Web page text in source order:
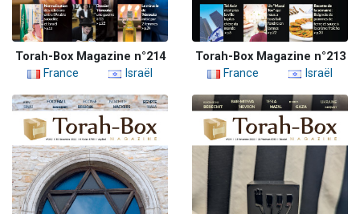
Torah-Box Magazine n°214
France
Israël
Torah-Box Magazine n°213
France
Israël